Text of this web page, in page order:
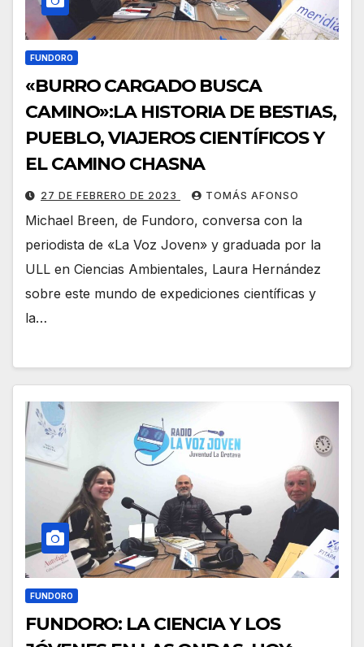
FUNDORO
«BURRO CARGADO BUSCA
CAMINO»:LA HISTORIA DE BESTIAS,
PUEBLO, VIAJEROS CIENTÍFICOS Y
EL CAMINO CHASNA
27 DE FEBRERO DE 2023 TOMÁS AFONSO
Michael Breen, de Fundoro, conversa con la
periodista de «La Voz Joven» y graduada por la
ULL en Ciencias Ambientales, Laura Hernández
sobre este mundo de expediciones científicas y
la…
FUNDORO
FUNDORO: LA CIENCIA Y LOS